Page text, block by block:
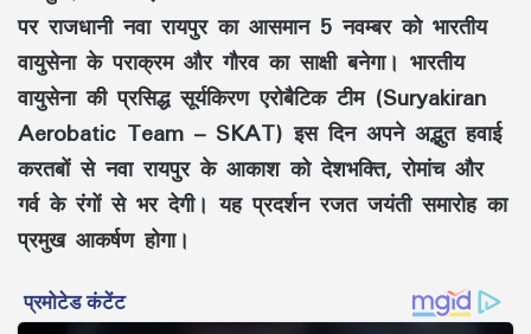
पर राजधानी नवा रायपुर का आसमान 5 नवम्बर को भारतीय
वायुसेना के पराक्रम और गौरव का साक्षी बनेगा। भारतीय
वायुसेना की प्रसिद्ध सूर्यकिरण एरोबैटिक टीम (Suryakiran
Aerobatic Team – SKAT) इस दिन अपने अद्भुत हवाई
करतबों से नवा रायपुर के आकाश को देशभक्ति, रोमांच और
गर्व के रंगों से भर देगी। यह प्रदर्शन रजत जयंती समारोह का
प्रमुख आकर्षण होगा।